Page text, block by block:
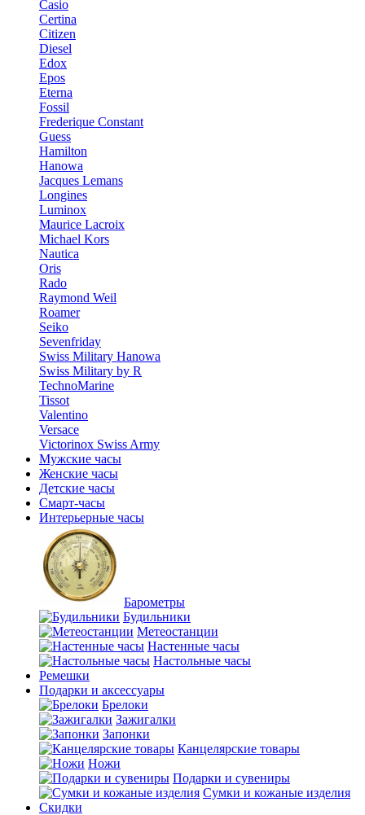
Casio
Certina
Citizen
Diesel
Edox
Epos
Eterna
Fossil
Frederique Constant
Guess
Hamilton
Hanowa
Jacques Lemans
Longines
Luminox
Maurice Lacroix
Michael Kors
Nautica
Oris
Rado
Raymond Weil
Roamer
Seiko
Sevenfriday
Swiss Military Hanowa
Swiss Military by R
TechnoMarine
Tissot
Valentino
Versace
Victorinox Swiss Army
Мужские часы
Женские часы
Детские часы
Смарт-часы
Интерьерные часы
Барометры
Будильники
Метеостанции
Настенные часы
Настольные часы
Ремешки
Подарки и аксессуары
Брелоки
Зажигалки
Запонки
Канцелярские товары
Ножи
Подарки и сувениры
Сумки и кожаные изделия
Скидки